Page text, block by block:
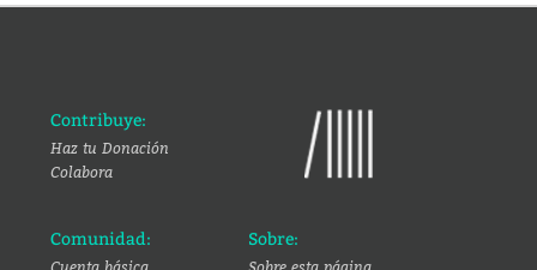
Contribuye:
Haz tu Donación
Colabora
Comunidad: Sobre: